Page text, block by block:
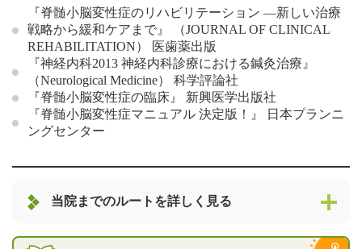
『脊髄小脳変性症のリハビリテーション ―新しい治療
戦略から緩和ケアまで』 （JOURNAL OF CLINICAL
REHABILITATION） 医歯薬出版
『神経内科2013 神経内科診療における鍼灸治療』
（Neurological Medicine） 科学評論社
『脊髄小脳変性症の臨床』 新興医学出版社
『脊髄小脳変性症マニュアル 決定版！』 日本プランニ
ングセンター
当院までのルートを詳しく見る